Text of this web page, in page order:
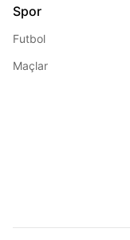
Spor
Futbol
Maçlar